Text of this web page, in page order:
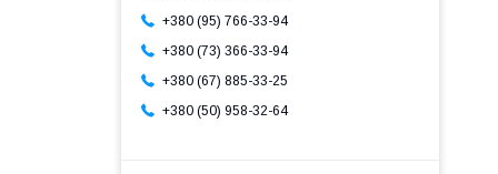
+380 (95) 766-33-94
+380 (73) 366-33-94
+380 (67) 885-33-25
+380 (50) 958-32-64